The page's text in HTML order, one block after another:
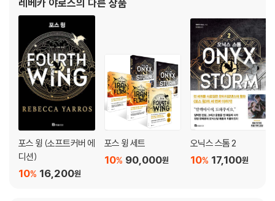
더블·애플·구글플레이·틱톡
레베카 야로스의 다른 상품
포스 윙 (소프트커버 에
디션)
16,200원
10%
포스 윙 세트
90,000원
10%
오닉스 스톰 2
17,100원
10%